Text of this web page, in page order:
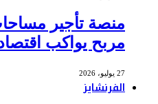
منصة تأجير
مربح يواكب
27 يوليو، 2026
الفرنشايز